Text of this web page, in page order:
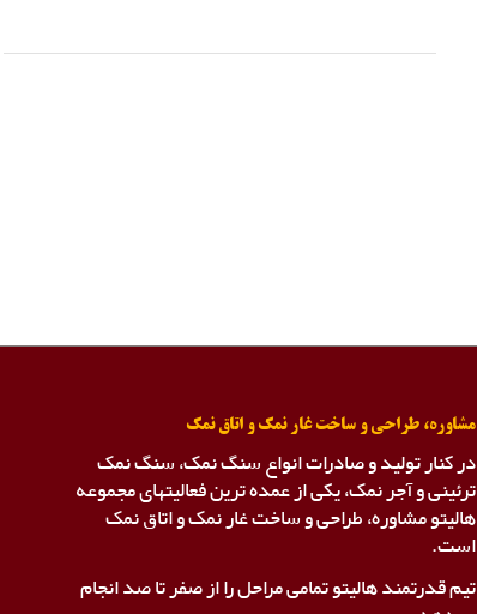
مشاوره، طراحی و ساخت غار نمک و اتاق نمک
در کنار تولید و صادرات انواع سنگ نمک، سنگ نمک
ترئینی و آجر نمک، یکی از عمده ترین فعالیتهای مجموعه
هالیتو مشاوره، طراحی و ساخت غار نمک و اتاق نمک
است.
تیم قدرتمند هالیتو تمامی مراحل را از صفر تا صد انجام